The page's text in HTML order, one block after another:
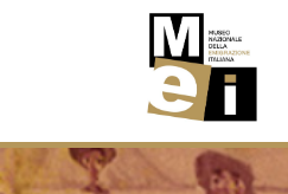
Pasar al contenido principal